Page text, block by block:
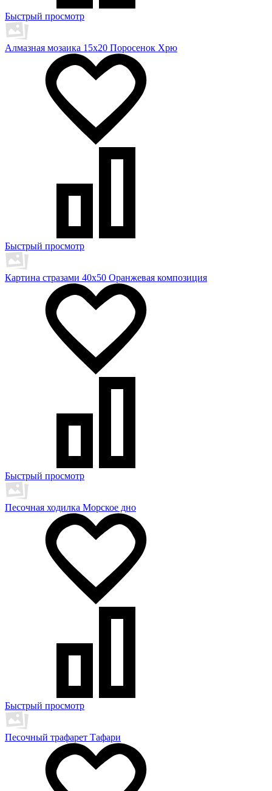
Быстрый просмотр
Алмазная мозаика 15х20 Поросенок Хрю
Быстрый просмотр
Картина стразами 40х50 Оранжевая композиция
Быстрый просмотр
Песочная ходилка Морское дно
Быстрый просмотр
Песочный трафарет Тафари